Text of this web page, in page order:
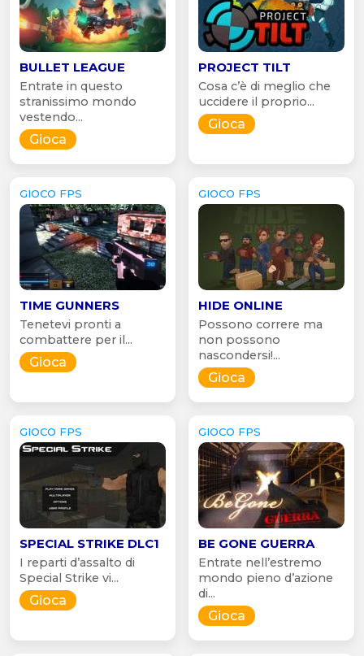
BULLET LEAGUE
Entrate in questo
stranissimo mondo
vestendo...
Gioca
PROJECT TILT
Cosa c’è di meglio che
uccidere il proprio...
Gioca
GIOCO FPS
TIME GUNNERS
Tenetevi pronti a
combattere per il...
Gioca
GIOCO FPS
HIDE ONLINE
Possono correre ma
non possono
nascondersi!...
Gioca
GIOCO FPS
SPECIAL STRIKE DLC1
I reparti d’assalto di
Special Strike vi...
Gioca
GIOCO FPS
BE GONE GUERRA
Entrate nell’estremo
mondo pieno d’azione
di...
Gioca